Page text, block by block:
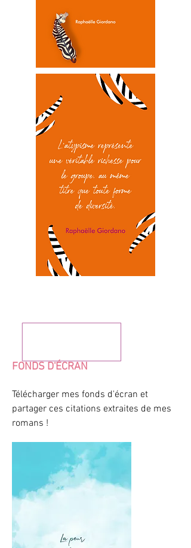
FONDS D'ÉCRAN
Télécharger mes fonds d'écran et
partager ces citations extraites de mes
romans !